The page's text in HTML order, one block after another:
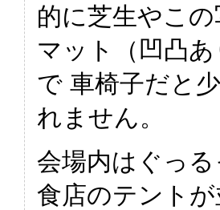
的に芝生やこ
マット（凹凸
で 車椅子だと
れません。
会場内はぐっ
食店のテント